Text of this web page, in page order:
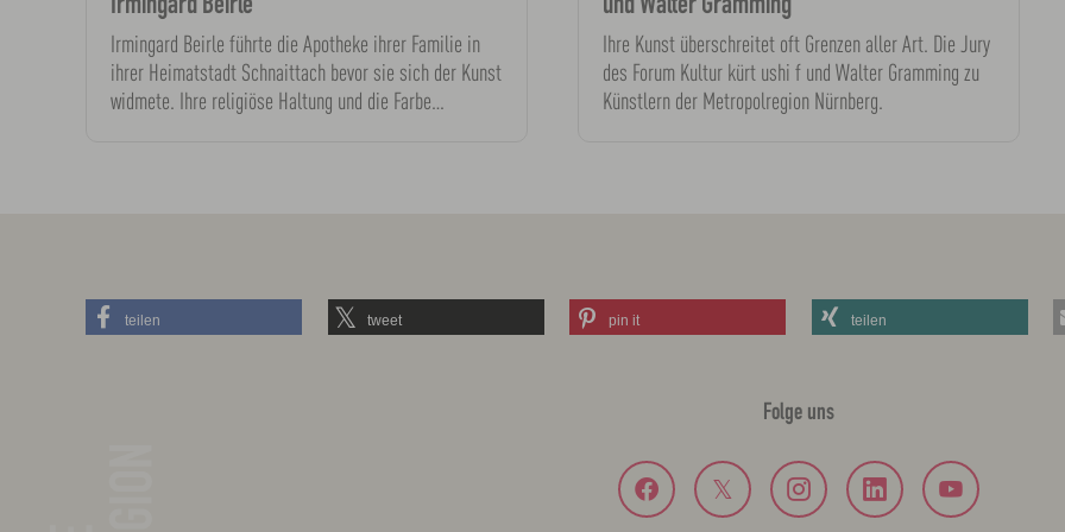
Irmingard Beirle
Irmingard Beirle führte die Apotheke ihrer Familie in
ihrer Heimatstadt Schnaittach bevor sie sich der Kunst
widmete. Ihre religiöse Haltung und die Farbe…
und Walter Gramming
Ihre Kunst überschreitet oft Grenzen aller Art. Die Jury
des Forum Kultur kürt ushi f und Walter Gramming zu
Künstlern der Metropolregion Nürnberg.
teilen tweet pin it teilen
Folge uns